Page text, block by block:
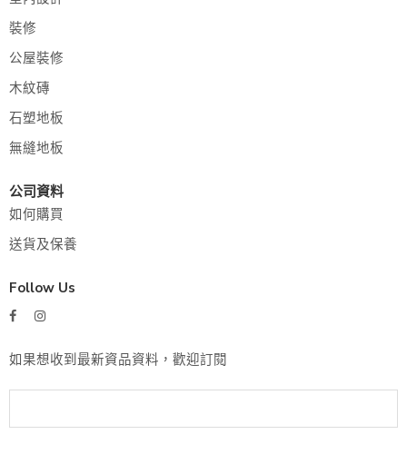
裝修
公屋裝修
木紋磚
石塑地板
無縫地板
公司資料
如何購買
送貨及保養
Follow Us
如果想收到最新資品資料，歡迎訂閱